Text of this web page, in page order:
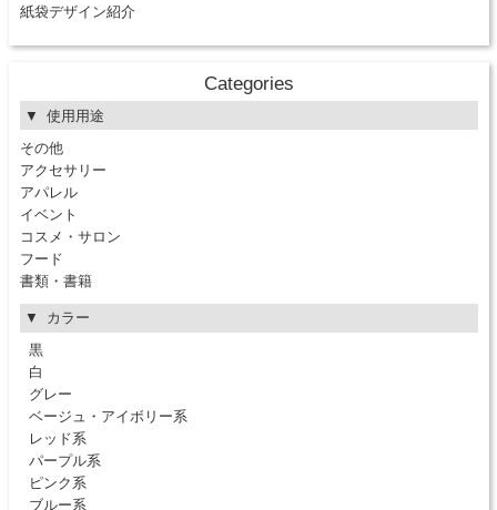
紙袋デザイン紹介
Categories
使用用途
その他
アクセサリー
アパレル
イベント
コスメ・サロン
フード
書類・書籍
カラー
黒
白
グレー
ベージュ・アイボリー系
レッド系
パープル系
ピンク系
ブルー系